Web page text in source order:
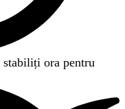
stabiliți ora pentru